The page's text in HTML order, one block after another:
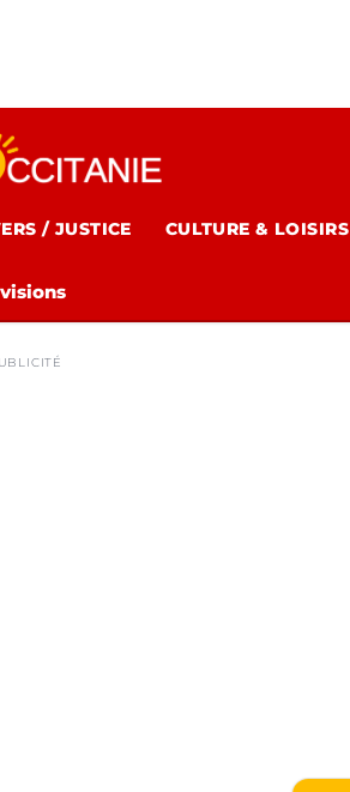
/ JUSTICE CULTURE & LOISIRS